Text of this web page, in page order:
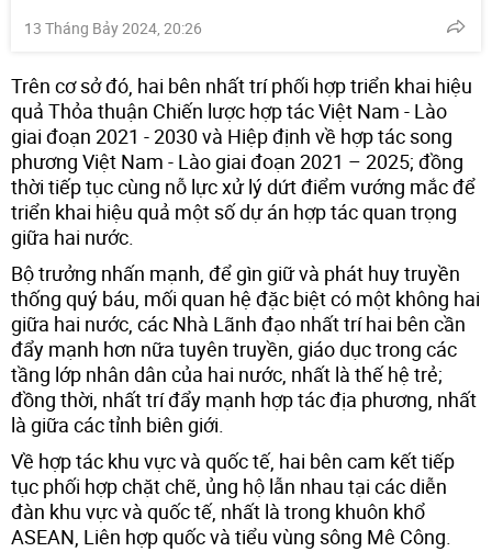
13 Tháng Bảy 2024, 20:26
Trên cơ sở đó, hai bên nhất trí phối hợp triển khai hiệu
quả Thỏa thuận Chiến lược hợp tác Việt Nam - Lào
giai đoạn 2021 - 2030 và Hiệp định về hợp tác song
phương Việt Nam - Lào giai đoạn 2021 – 2025; đồng
thời tiếp tục cùng nỗ lực xử lý dứt điểm vướng mắc để
triển khai hiệu quả một số dự án hợp tác quan trọng
giữa hai nước.
Bộ trưởng nhấn mạnh, để gìn giữ và phát huy truyền
thống quý báu, mối quan hệ đặc biệt có một không hai
giữa hai nước, các Nhà Lãnh đạo nhất trí hai bên cần
đẩy mạnh hơn nữa tuyên truyền, giáo dục trong các
tầng lớp nhân dân của hai nước, nhất là thế hệ trẻ;
đồng thời, nhất trí đẩy mạnh hợp tác địa phương, nhất
là giữa các tỉnh biên giới.
Về hợp tác khu vực và quốc tế, hai bên cam kết tiếp
tục phối hợp chặt chẽ, ủng hộ lẫn nhau tại các diễn
đàn khu vực và quốc tế, nhất là trong khuôn khổ
ASEAN, Liên hợp quốc và tiểu vùng sông Mê Công.